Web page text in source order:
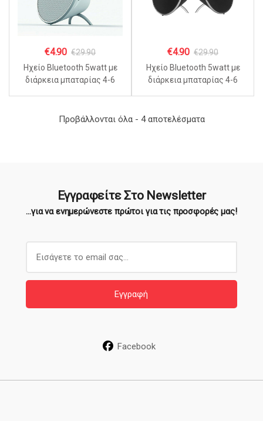
€4.90 €29.90
Ηχείο Bluetooth 5watt με
διάρκεια μπαταρίας 4-6
€4.90 €29.90
Ηχείο Bluetooth 5watt με
διάρκεια μπαταρίας 4-6
Προβάλλονται όλα - 4 αποτελέσματαSorted
Εγγραφείτε Στο Newsletter
...για να ενημερώνεστε πρώτοι για τις προσφορές μας!
l
Εγγραφή
Facebook